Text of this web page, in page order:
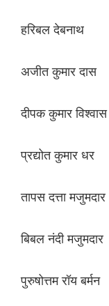
हरिबल देबनाथ
अजीत कुमार दास
दीपक कुमार विश्वास
प्रद्योत कुमार धर
तापस दत्ता मजुमदार
बिबल नंदी मजुमदार
पुरुषोत्तम रॉय बर्मन